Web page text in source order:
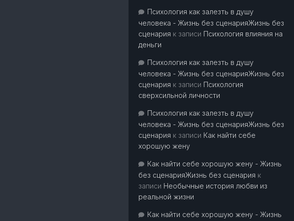
Психология как залезть в душу
человека - Жизнь без сценарияЖизнь без
сценария к записи Психология влияния на
деньги
Психология как залезть в душу
человека - Жизнь без сценарияЖизнь без
сценария к записи Психология
сверхсильной личности
Психология как залезть в душу
человека - Жизнь без сценарияЖизнь без
сценария к записи Как найти себе
хорошую жену
Как найти себе хорошую жену - Жизнь
без сценарияЖизнь без сценария к
записи Необычные история любви из
реальной жизни
Как найти себе хорошую жену - Жизнь